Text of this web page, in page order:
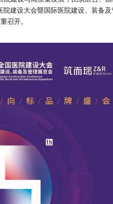
建设大会暨国际医院建设、装备
召开。